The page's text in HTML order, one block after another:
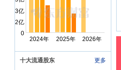
十大流通股东 更多